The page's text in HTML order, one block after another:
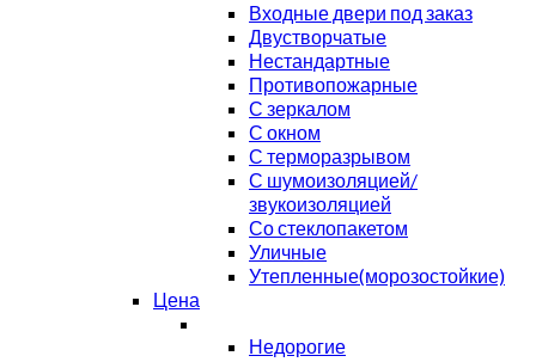
Входные двери под заказ
Двустворчатые
Нестандартные
Противопожарные
С зеркалом
С окном
С терморазрывом
С шумоизоляцией/
звукоизоляцией
Со стеклопакетом
Уличные
Утепленные(морозостойкие)
Цена
Недорогие